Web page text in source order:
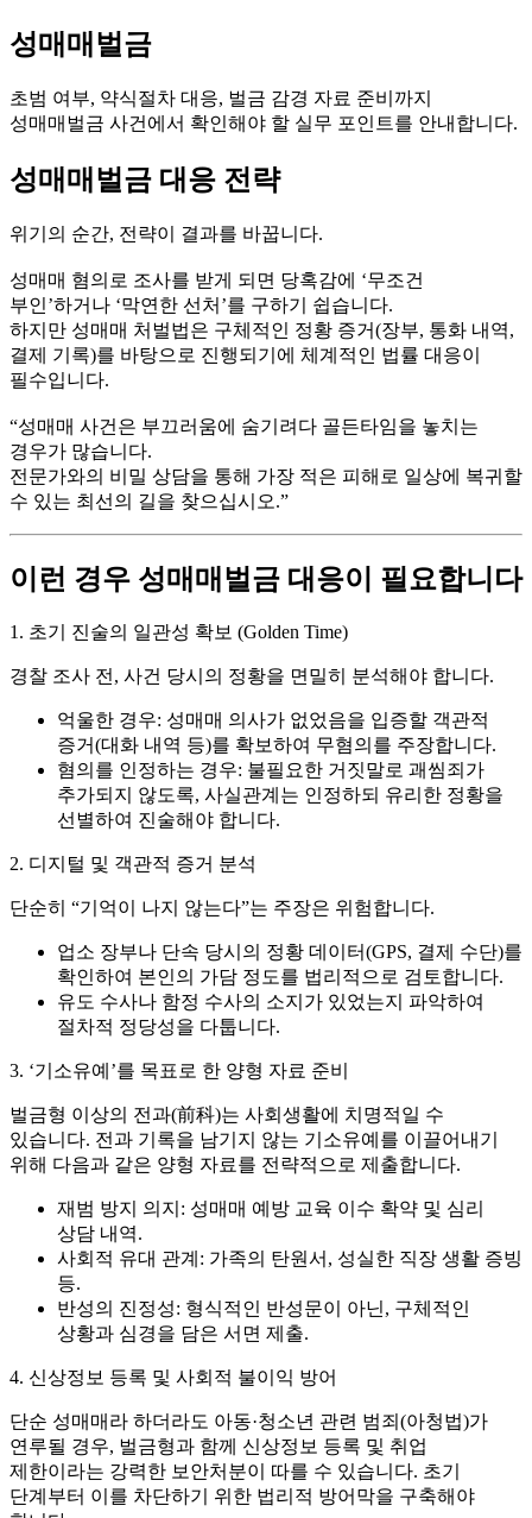
성매매벌금
초범 여부, 약식절차 대응, 벌금 감경 자료 준비까지
성매매벌금 사건에서 확인해야 할 실무 포인트를 안내합니다.
성매매벌금 대응 전략
위기의 순간, 전략이 결과를 바꿉니다.
성매매 혐의로 조사를 받게 되면 당혹감에 ‘무조건
부인’하거나 ‘막연한 선처’를 구하기 쉽습니다.
하지만 성매매 처벌법은 구체적인 정황 증거(장부, 통화 내역,
결제 기록)를 바탕으로 진행되기에 체계적인 법률 대응이
필수입니다.
“성매매 사건은 부끄러움에 숨기려다 골든타임을 놓치는
경우가 많습니다.
전문가와의 비밀 상담을 통해 가장 적은 피해로 일상에 복귀할
수 있는 최선의 길을 찾으십시오.”
이런 경우 성매매벌금 대응이 필요합니다
1. 초기 진술의 일관성 확보 (Golden Time)
경찰 조사 전, 사건 당시의 정황을 면밀히 분석해야 합니다.
억울한 경우: 성매매 의사가 없었음을 입증할 객관적
증거(대화 내역 등)를 확보하여 무혐의를 주장합니다.
혐의를 인정하는 경우: 불필요한 거짓말로 괘씸죄가
추가되지 않도록, 사실관계는 인정하되 유리한 정황을
선별하여 진술해야 합니다.
2. 디지털 및 객관적 증거 분석
단순히 “기억이 나지 않는다”는 주장은 위험합니다.
업소 장부나 단속 당시의 정황 데이터(GPS, 결제 수단)를
확인하여 본인의 가담 정도를 법리적으로 검토합니다.
유도 수사나 함정 수사의 소지가 있었는지 파악하여
절차적 정당성을 다툽니다.
3. ‘기소유예’를 목표로 한 양형 자료 준비
벌금형 이상의 전과(前科)는 사회생활에 치명적일 수
있습니다. 전과 기록을 남기지 않는 기소유예를 이끌어내기
위해 다음과 같은 양형 자료를 전략적으로 제출합니다.
재범 방지 의지: 성매매 예방 교육 이수 확약 및 심리
상담 내역.
사회적 유대 관계: 가족의 탄원서, 성실한 직장 생활 증빙
등.
반성의 진정성: 형식적인 반성문이 아닌, 구체적인
상황과 심경을 담은 서면 제출.
4. 신상정보 등록 및 사회적 불이익 방어
단순 성매매라 하더라도 아동·청소년 관련 범죄(아청법)가
연루될 경우, 벌금형과 함께 신상정보 등록 및 취업
제한이라는 강력한 보안처분이 따를 수 있습니다. 초기
단계부터 이를 차단하기 위한 법리적 방어막을 구축해야